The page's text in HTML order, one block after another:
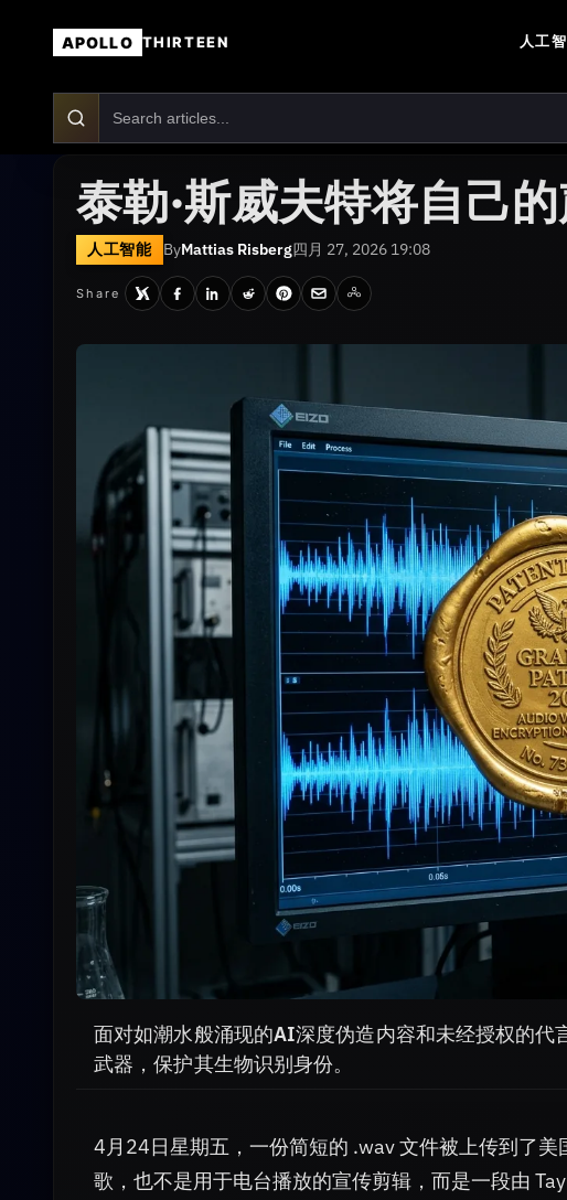
APOLLO THIRTEEN 人工
泰勒·斯威夫特将自己
人工智能 ByMattias Risberg四月 27, 2026 19:08
Share
面对如潮水般涌现的AI深度伪造内容和未经授权的代
武器，保护其生物识别身份。
4月24日星期五，一份简短的 .wav 文件被上传到了
歌，也不是用于电台播放的宣传剪辑，而是一段由